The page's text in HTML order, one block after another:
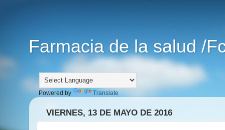
Farmacia de la salud /
Powered by Translate
VIERNES, 13 DE MAYO DE 2016